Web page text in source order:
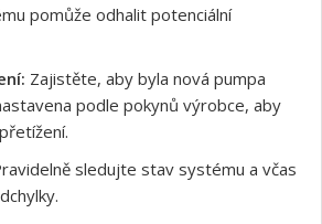
pomůže odhalit potenciální
Zajistěte, aby byla nová pumpa
podle pokynů výrobce, aby
sledujte stav systému a včas